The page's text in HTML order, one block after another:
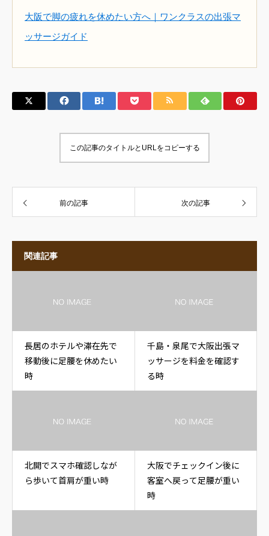
大阪で脚の疲れを休めたい方へ｜ワンクラスの出張マ
ッサージガイド
この記事のタイトルとURLをコピーする
前の記事 次の記事
関連記事
長居のホテルや滞在先で
移動後に足腰を休めたい
時
千島・泉尾で大阪出張マ
ッサージを料金を確認す
る時
北開でスマホ確認しなが
ら歩いて首肩が重い時
大阪でチェックイン後に
客室へ戻って足腰が重い
時